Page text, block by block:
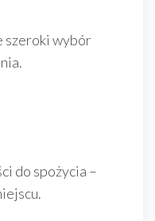
szeroki wybór
do spożycia –